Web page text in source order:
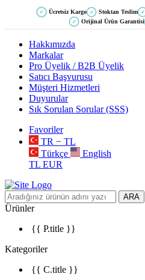
✓ Ücretsiz Kargo ✓ Stoktan Teslim ✓
✓ Orijinal Ürün Garantisi
Hakkımızda
Markalar
Pro Üyelik / B2B Üyelik
Satıcı Başvurusu
Müşteri Hizmetleri
Duyurular
Sık Sorulan Sorular (SSS)
Favoriler
TR − TL
Türkçe
English
TL EUR
ARA
Ürünler
{{ P.title }}
Kategoriler
{{ C.title }}